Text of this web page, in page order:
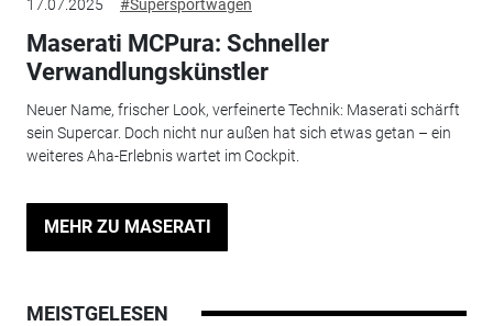
17.07.2025 #Supersportwagen
Maserati MCPura: Schneller
Verwandlungskünstler
Neuer Name, frischer Look, verfeinerte Technik: Maserati schärft
sein Supercar. Doch nicht nur außen hat sich etwas getan – ein
weiteres Aha-Erlebnis wartet im Cockpit.
MEHR ZU MASERATI
MEISTGELESEN